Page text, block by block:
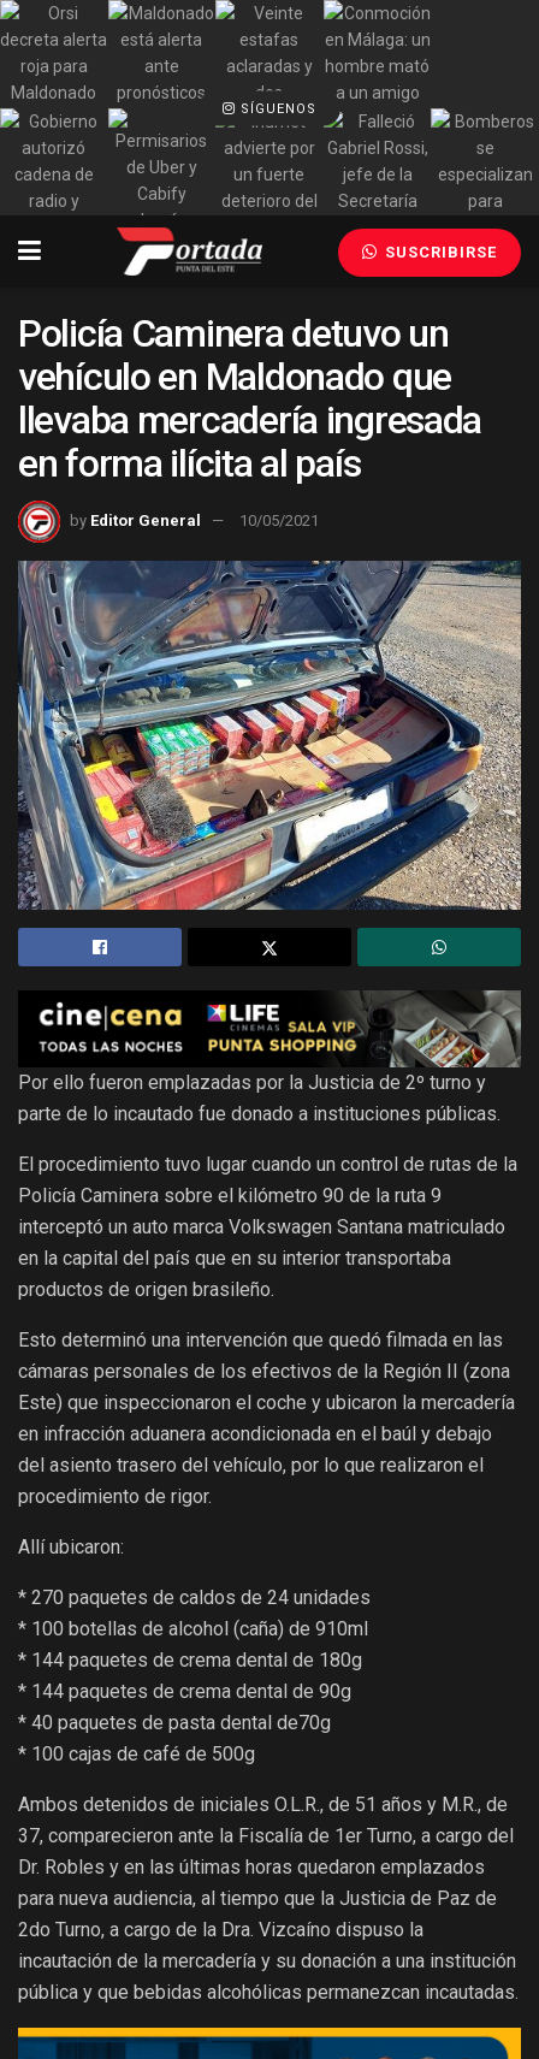
SÍGUENOS
SUSCRIBIRSE
Policía Caminera detuvo un
vehículo en Maldonado que
llevaba mercadería ingresada
en forma ilícita al país
by Editor General 10/05/2021
Por ello fueron emplazadas por la Justicia de 2º turno y
parte de lo incautado fue donado a instituciones públicas.
El procedimiento tuvo lugar cuando un control de rutas de la
Policía Caminera sobre el kilómetro 90 de la ruta 9
interceptó un auto marca Volkswagen Santana matriculado
en la capital del país que en su interior transportaba
productos de origen brasileño.
Esto determinó una intervención que quedó filmada en las
cámaras personales de los efectivos de la Región II (zona
Este) que inspeccionaron el coche y ubicaron la mercadería
en infracción aduanera acondicionada en el baúl y debajo
del asiento trasero del vehículo, por lo que realizaron el
procedimiento de rigor.
Allí ubicaron:
* 270 paquetes de caldos de 24 unidades
* 100 botellas de alcohol (caña) de 910ml
* 144 paquetes de crema dental de 180g
* 144 paquetes de crema dental de 90g
* 40 paquetes de pasta dental de70g
* 100 cajas de café de 500g
Ambos detenidos de iniciales O.L.R., de 51 años y M.R., de
37, comparecieron ante la Fiscalía de 1er Turno, a cargo del
Dr. Robles y en las últimas horas quedaron emplazados
para nueva audiencia, al tiempo que la Justicia de Paz de
2do Turno, a cargo de la Dra. Vizcaíno dispuso la
incautación de la mercadería y su donación a una institución
pública y que bebidas alcohólicas permanezcan incautadas.